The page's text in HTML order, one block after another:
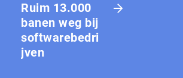
Ruim 13.000
banen weg bij
softwarebedri
jven